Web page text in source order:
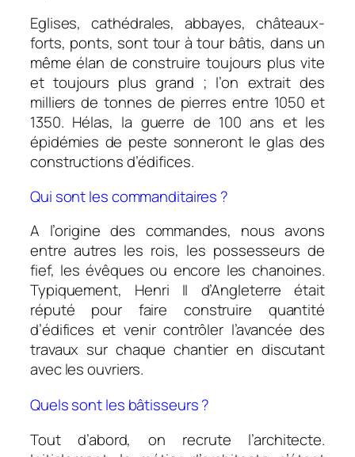
Eglises, cathédrales, abbayes, châteaux-
forts, ponts, sont tour à tour bâtis, dans un
même élan de construire toujours plus vite
et toujours plus grand ; l’on extrait des
milliers de tonnes de pierres entre 1050 et
1350. Hélas, la guerre de 100 ans et les
épidémies de peste sonneront le glas des
constructions d’édifices.
Qui sont les commanditaires ?
A l’origine des commandes, nous avons
entre autres les rois, les possesseurs de
fief, les évêques ou encore les chanoines.
Typiquement, Henri II d’Angleterre était
réputé pour faire construire quantité
d’édifices et venir contrôler l’avancée des
travaux sur chaque chantier en discutant
avec les ouvriers.
Quels sont les bâtisseurs ?
Tout d’abord, on recrute l’architecte.